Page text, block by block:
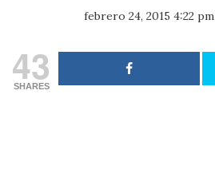
febrero 24, 2015 4:22 pm
43
SHARES